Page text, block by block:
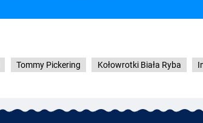
Tommy Pickering Kołowrotki Biała Ryba